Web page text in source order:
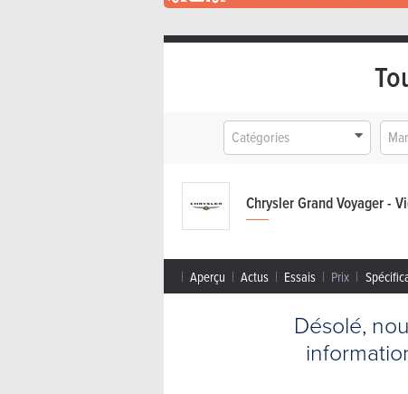
Catégories
Chrysler Grand Voyager -
Aperçu Actus Essais Prix
Désolé,